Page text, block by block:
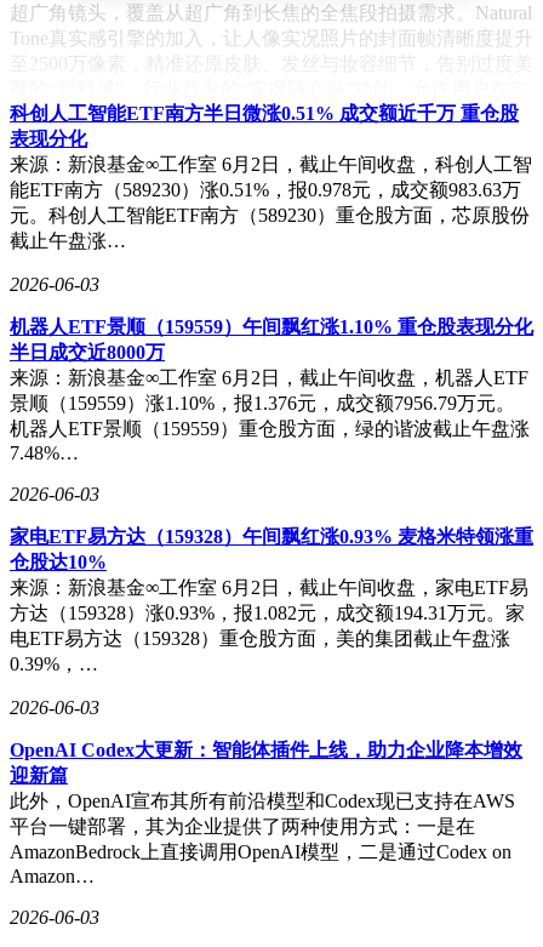
超广角镜头，覆盖从超广角到长焦的全焦段拍摄需求。Natural
Tone真实感引擎的加入，让人像实况照片的封面帧清晰度提升
至2500万像素，精准还原皮肤、发丝与妆容细节，告别过度美
况照片中自由添加贴图、文字、涂鸦甚至另一张实况照片，创
作出独一无二的“Livelog实况日记”。内置的Inst胶片、CCD闪
光、流光胶片等复古滤镜，以及4K实况一拍多出、双景同
拍、出圈拼图等趣味功能，让拍照分享充满创意。
性能与续航方面，OPPO Reno16同样表现出色。其首发搭载的
性能与功耗之间取得优秀平衡。无论是日常多任务处理还是主
流手游，均能提供流畅稳定的体验。游戏体验上，支持1.5K超
级分辨率与120Hz超级帧率增强同时开启，适配多款热门游
戏，画面更细腻，操作更跟手。自研超级游戏HDR技术与纳
米冰晶散热系统的组合，确保长时间游戏不烫手。续航方面，
6700mAh的冰川电池与80W超级闪充的组合，彻底告别电量焦
虑，尤其适合学生党与重度用户。
系统体验上，OPPO Reno16搭载的ColorOS 16系统连续7次获
可快速唤醒AI一键闪记功能，智能提取屏幕内容、生成旅行
攻略、整理学习笔记甚至将试卷电子化，极大提升学习与工作
效率。锁屏岛流体云功能可显示歌词、外卖进度、学习计时等
信息，互动有趣。分屏、浮窗、无网畅聊等功能的升级，进一
步提升了多任务处理能力。全场景通信增强方面，内置的
OPPO自研山海通信增强芯片与独立Wi-Fi加速芯片，确保在弱
略显得尤为突出。其提供从12GB+256GB到16GB+1TB的多种
存储版本，结合国家补贴等活动，入手价极具竞争力（例如
12GB+256GB补贴后仅2999元）。考虑到其行业首创的3D冰
透悬浮工艺、全焦段2亿四主摄影像系统、6700mAh超大电
池、IP69K满级防水、首发天玑8550 SUPER芯片以及首次配
备的AI实体按键，OPPO Reno16在3000元价位段几乎提供了
越级配置与体验，将潮流设计、顶级影像、持久续航、智能体
科创人工智能ETF南方半日微涨0.51% 成交额近千万 重仓股
表现分化
来源：新浪基金∞工作室 6月2日，截止午间收盘，科创人工智
能ETF南方（589230）涨0.51%，报0.978元，成交额983.63万
元。科创人工智能ETF南方（589230）重仓股方面，芯原股份
截止午盘涨…
2026-06-03
机器人ETF景顺（159559）午间飘红涨1.10% 重仓股表现分化
半日成交近8000万
来源：新浪基金∞工作室 6月2日，截止午间收盘，机器人ETF
景顺（159559）涨1.10%，报1.376元，成交额7956.79万元。
机器人ETF景顺（159559）重仓股方面，绿的谐波截止午盘涨
7.48%…
2026-06-03
家电ETF易方达（159328）午间飘红涨0.93% 麦格米特领涨重
仓股达10%
来源：新浪基金∞工作室 6月2日，截止午间收盘，家电ETF易
方达（159328）涨0.93%，报1.082元，成交额194.31万元。家
电ETF易方达（159328）重仓股方面，美的集团截止午盘涨
0.39%，…
2026-06-03
OpenAI Codex大更新：智能体插件上线，助力企业降本增效
迎新篇
此外，OpenAI宣布其所有前沿模型和Codex现已支持在AWS
平台一键部署，其为企业提供了两种使用方式：一是在
AmazonBedrock上直接调用OpenAI模型，二是通过Codex on
Amazon…
2026-06-03